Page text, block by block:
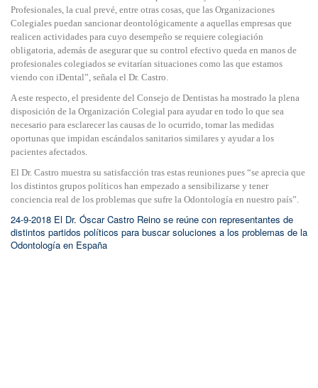
Profesionales, la cual prevé, entre otras cosas, que las Organizaciones
Colegiales puedan sancionar deontológicamente a aquellas empresas que
realicen actividades para cuyo desempeño se requiere colegiación
obligatoria, además de asegurar que su control efectivo queda en manos de
profesionales colegiados se evitarían situaciones como las que estamos
viendo con iDental”, señala el Dr. Castro.
A este respecto, el presidente del Consejo de Dentistas ha mostrado la plena
disposición de la Organización Colegial para ayudar en todo lo que sea
necesario para esclarecer las causas de lo ocurrido, tomar las medidas
oportunas que impidan escándalos sanitarios similares y ayudar a los
pacientes afectados.
El Dr. Castro muestra su satisfacción tras estas reuniones pues “se aprecia que
los distintos grupos políticos han empezado a sensibilizarse y tener
conciencia real de los problemas que sufre la Odontología en nuestro país”.
24-9-2018 El Dr. Óscar Castro Reino se reúne con representantes de
distintos partidos políticos para buscar soluciones a los problemas de la
Odontología en España